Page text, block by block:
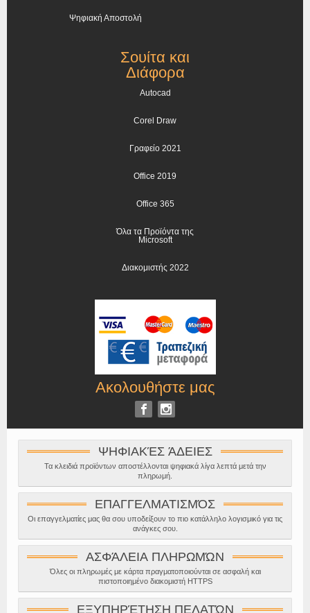
Ψηφιακή Αποστολή
Σουίτα και
Διάφορα
Autocad
Corel Draw
Γραφείο 2021
Office 2019
Office 365
Όλα τα Προϊόντα της
Microsoft
Διακομιστής 2022
Ακολουθήστε μας
ΨΗΦΙΑΚΈΣ ΆΔΕΙΕΣ
Τα κλειδιά προϊόντων αποστέλλονται ψηφιακά λίγα λεπτά μετά την
πληρωμή.
ΕΠΑΓΓΕΛΜΑΤΙΣΜΌΣ
Οι επαγγελματίες μας θα σου υποδείξουν το πιο κατάλληλο λογισμικό για τις
ανάγκες σου.
ΑΣΦΆΛΕΙΑ ΠΛΗΡΩΜΏΝ
Όλες οι πληρωμές με κάρτα πραγματοποιούνται σε ασφαλή και
πιστοποιημένο διακομιστή HTTPS
ΕΞΥΠΗΡΈΤΗΣΗ ΠΕΛΑΤΏΝ